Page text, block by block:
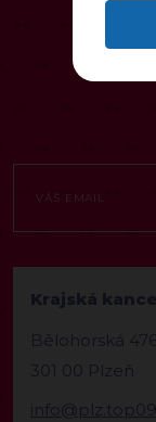
Krajská
Bělohorská
301 00 Plzeň